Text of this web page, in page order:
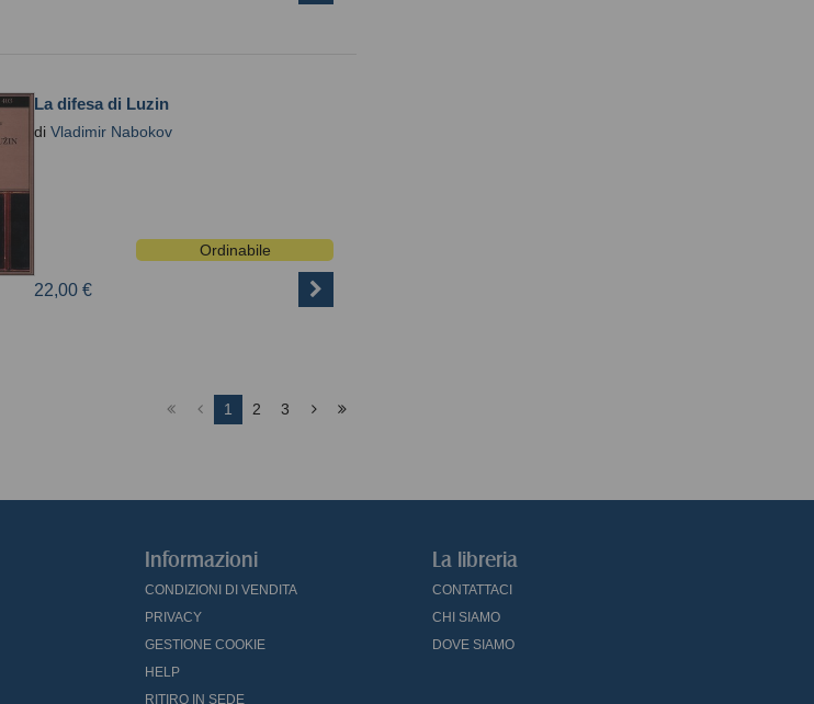
La difesa di Luzin
di Vladimir Nabokov
Ordinabile
22,00 €
1 2 3
Informazioni
CONDIZIONI DI VENDITA
PRIVACY
GESTIONE COOKIE
HELP
RITIRO IN SEDE
La libreria
CONTATTACI
CHI SIAMO
DOVE SIAMO